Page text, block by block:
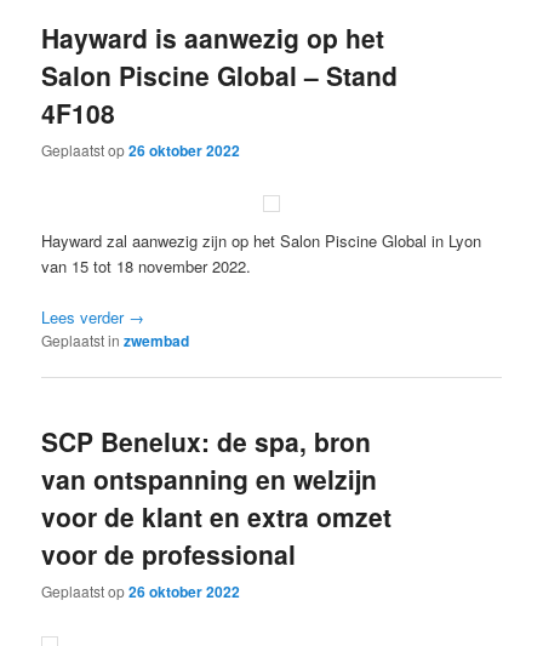
Hayward is aanwezig op het
Salon Piscine Global – Stand
4F108
Geplaatst op26 oktober 2022
Hayward zal aanwezig zijn op het Salon Piscine Global in Lyon
van 15 tot 18 november 2022.
Lees verder →
Geplaatst in zwembad
SCP Benelux: de spa, bron
van ontspanning en welzijn
voor de klant en extra omzet
voor de professional
Geplaatst op26 oktober 2022